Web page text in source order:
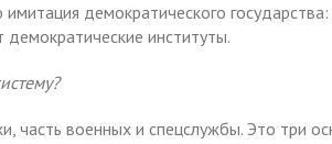
демократического
институты.
часть военных и спецслужбы. Это три